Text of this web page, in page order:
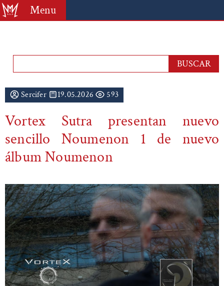
Menu
Sercifer 19.05.2026 593
Vortex Sutra presentan nuevo
sencillo Noumenon 1 de nuevo
álbum Noumenon